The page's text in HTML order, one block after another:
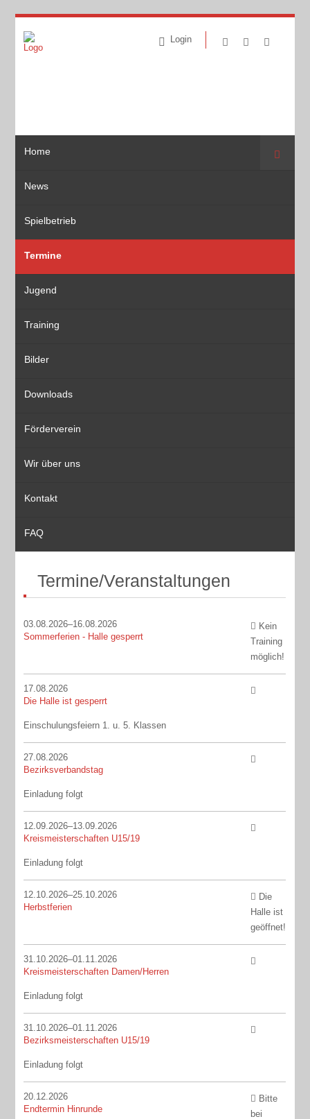
Login
Home
News
Spielbetrieb
Termine
Jugend
Training
Bilder
Downloads
Förderverein
Wir über uns
Kontakt
FAQ
Suche
Termine/Veranstaltungen
03.08.2026–16.08.2026
Sommerferien - Halle gesperrt
Kein
Training
möglich!
17.08.2026
Die Halle ist gesperrt
Einschulungsfeiern 1. u. 5. Klassen
27.08.2026
Bezirksverbandstag
Einladung folgt
12.09.2026–13.09.2026
Kreismeisterschaften U15/19
Einladung folgt
12.10.2026–25.10.2026
Herbstferien
Die
Halle ist
geöffnet!
31.10.2026–01.11.2026
Kreismeisterschaften Damen/Herren
Einladung folgt
31.10.2026–01.11.2026
Bezirksmeisterschaften U15/19
Einladung folgt
20.12.2026
Endtermin Hinrunde
Bitte
bei